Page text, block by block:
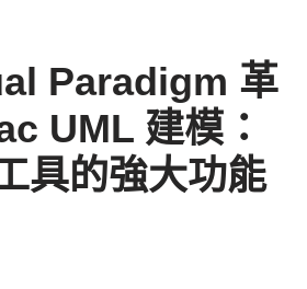
Paradigm 革
UML 建模：
具的強大功能